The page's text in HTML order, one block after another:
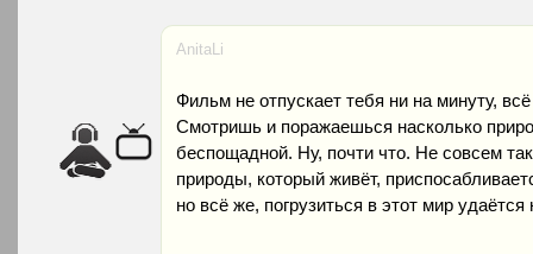
AnitaLi
Фильм не отпускает тебя ни на минуту,
Смотришь и поражаешься насколько
беспощадной. Ну, почти что. Не совсем
природы, который живёт,
но всё же, погрузиться в этот мир удаётся